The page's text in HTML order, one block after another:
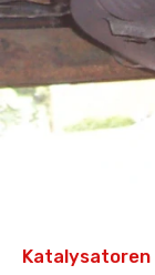
Katalysatoren